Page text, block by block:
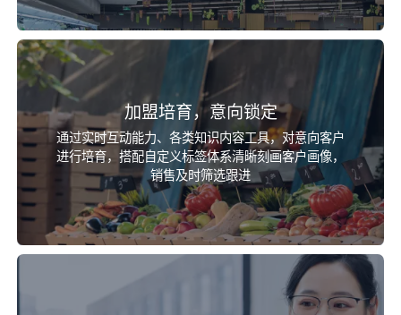
加盟培育，意向锁定
通过实时互动能力、各类知识内容工具，对意向客户
进行培育，搭配自定义标签体系清晰刻画客户画像，
销售及时筛选跟进